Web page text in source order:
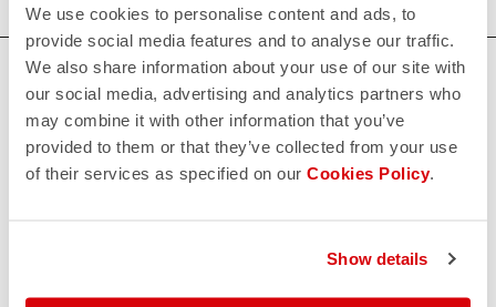
We use cookies to personalise content and ads, to
provide social media features and to analyse our traffic.
We also share information about your use of our site with
our social media, advertising and analytics partners who
may combine it with other information that you’ve
provided to them or that they’ve collected from your use
of their services as specified on our Cookies Policy.
Show details
HAI BISOGNO DI AIUTO?
Per ogni tuo dubbio o necessità di supporto non ti
preoccupare, siamo qui per te!
Clicca qui